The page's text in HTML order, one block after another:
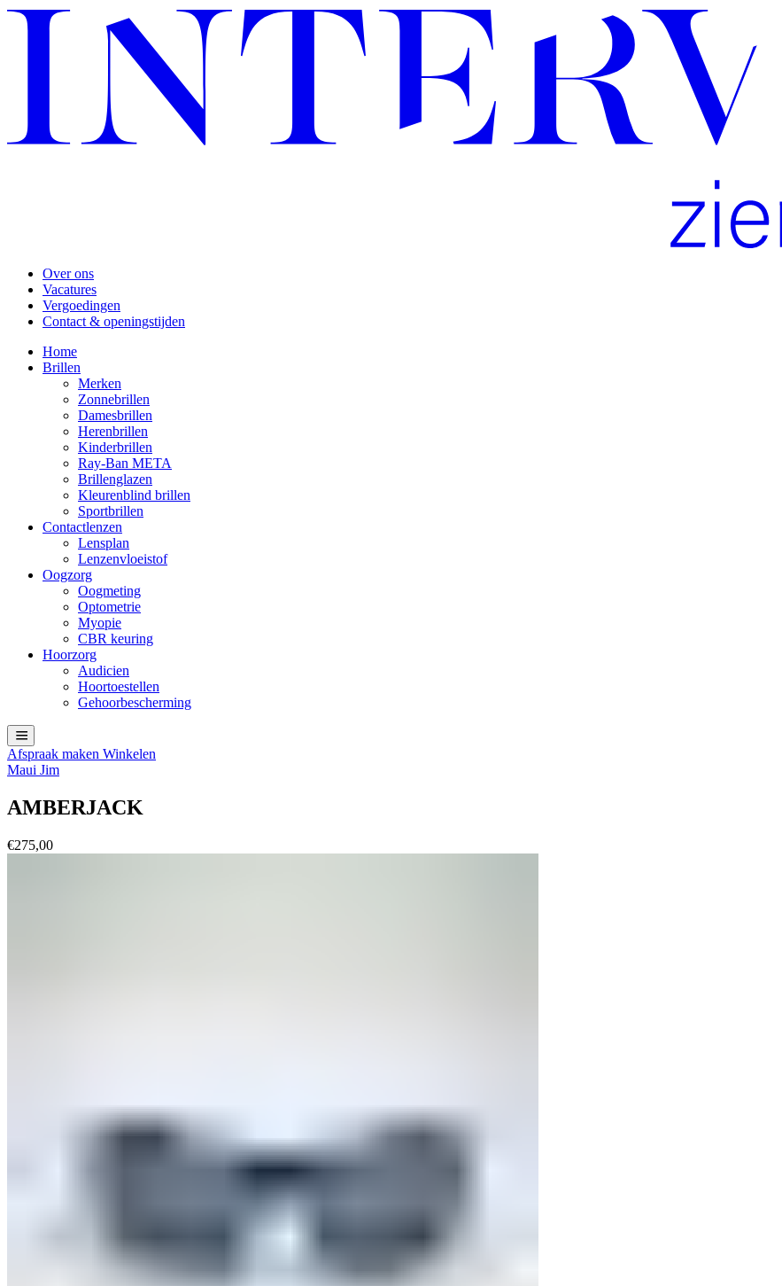
Over ons
Vacatures
Vergoedingen
Contact & openingstijden
Home
Brillen
Merken
Zonnebrillen
Damesbrillen
Herenbrillen
Kinderbrillen
Ray-Ban META
Brillenglazen
Kleurenblind brillen
Sportbrillen
Contactlenzen
Lensplan
Lenzenvloeistof
Oogzorg
Oogmeting
Optometrie
Myopie
CBR keuring
Hoorzorg
Audicien
Hoortoestellen
Gehoorbescherming
Afspraak maken Winkelen
Maui Jim
AMBERJACK
€275,00